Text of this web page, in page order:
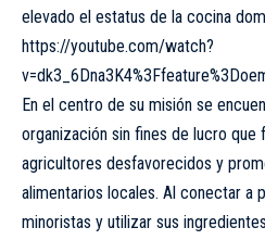
elevado el estatus de la cocina
https://youtube.com/watch?
En el centro de su misión se
organización sin fines de lucro que
agricultores desfavorecidos y
alimentarios locales. Al conectar a
minoristas y utilizar sus